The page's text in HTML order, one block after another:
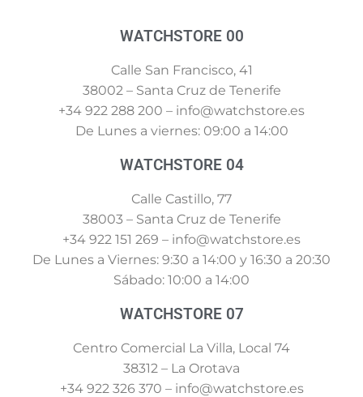
WATCHSTORE 00
Calle San Francisco, 41
38002 – Santa Cruz de Tenerife
+34 922 288 200 – info@watchstore.es
De Lunes a viernes: 09:00 a 14:00
WATCHSTORE 04
Calle Castillo, 77
38003 – Santa Cruz de Tenerife
+34 922 151 269 – info@watchstore.es
De Lunes a Viernes: 9:30 a 14:00 y 16:30 a 20:30
Sábado: 10:00 a 14:00
WATCHSTORE 07
Centro Comercial La Villa, Local 74
38312 – La Orotava
+34 922 326 370 – info@watchstore.es